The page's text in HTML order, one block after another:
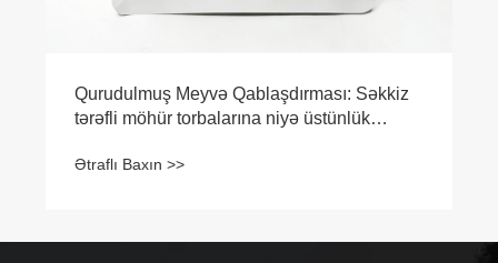
Qurudulmuş Meyvə Qablaşdırması: Səkkiz
tərəfli möhür torbalarına niyə üstünlük
Ətraflı Baxın >>